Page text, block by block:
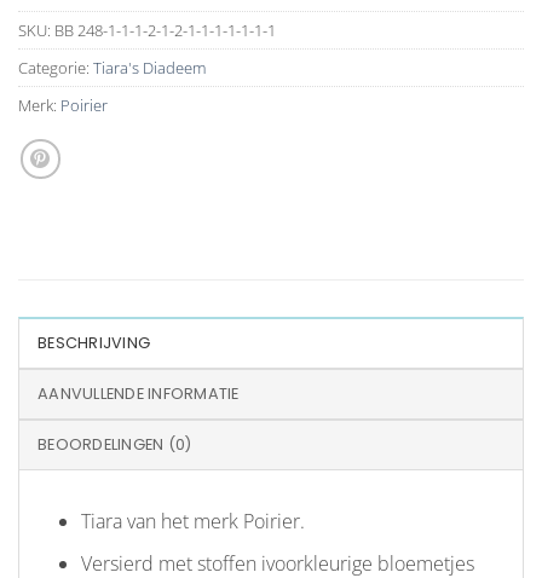
SKU: BB 248-1-1-1-2-1-2-1-1-1-1-1-1-1
Categorie: Tiara's Diadeem
Merk: Poirier
BESCHRIJVING
AANVULLENDE INFORMATIE
BEOORDELINGEN (0)
Tiara van het merk Poirier.
Versierd met stoffen ivoorkleurige bloemetjes